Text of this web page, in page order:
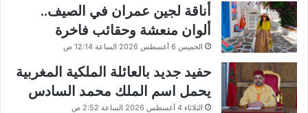
أناقة لجين عمران في الصيف..
ألوان منعشة وحقائب فاخرة
الخميس 6 أغسطس 2026 الساعة 12:14 ص
حفيد جديد بالعائلة الملكية المغربية
يحمل اسم الملك محمد السادس
الثلاثاء 4 أغسطس 2026 الساعة 2:52 ص